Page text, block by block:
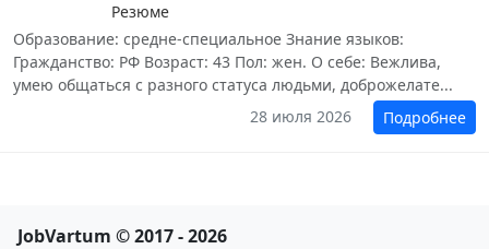
Резюме
Образование: средне-специальное Знание языков:
Гражданство: РФ Возраст: 43 Пол: жен. О себе: Вежлива,
умею общаться с разного статуса людьми, доброжелате...
28 июля 2026
Подробнее
JobVartum © 2017 - 2026